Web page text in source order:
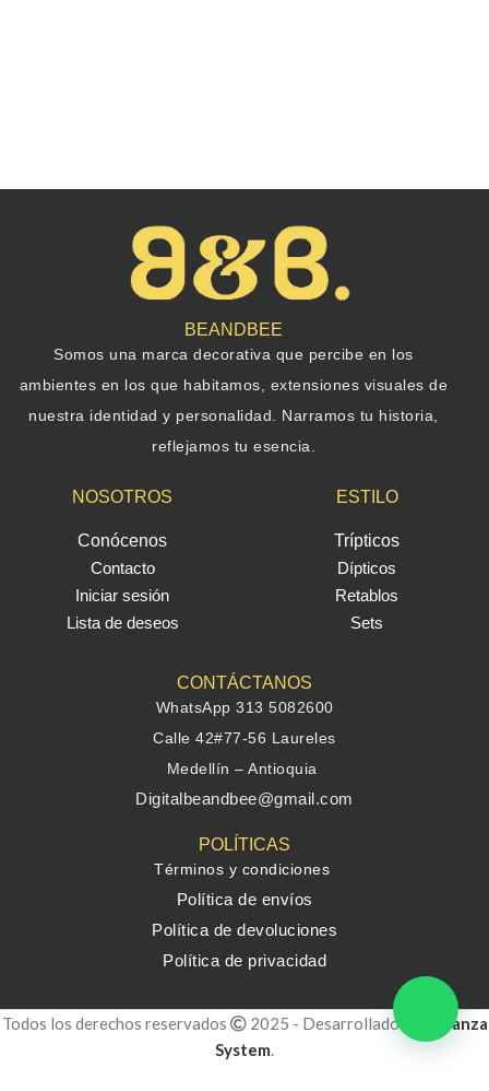
BEANDBEE
Somos una marca decorativa que percibe en los
ambientes en los que habitamos, extensiones visuales de
nuestra identidad y personalidad. Narramos tu historia,
reflejamos tu esencia.
NOSOTROS
Conócenos
Contacto
Iniciar sesión
Lista de deseos
ESTILO
Trípticos
Dípticos
Retablos
Sets
CONTÁCTANOS
WhatsApp 313 5082600
Calle 42#77-56 Laureles
Medellín – Antioquia
Digitalbeandbee@gmail.com
POLÍTICAS
Términos y condiciones
Política de envíos
Política de devoluciones
Política de privacidad
Todos los derechos reservados 2025 - Desarrollado por
Alianza
System.